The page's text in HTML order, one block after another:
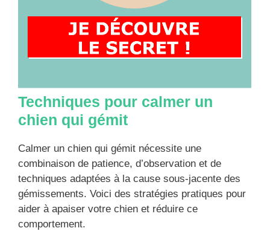
Techniques pour calmer un
chien qui gémit
Calmer un chien qui gémit nécessite une
combinaison de patience, d’observation et de
techniques adaptées à la cause sous-jacente des
gémissements. Voici des stratégies pratiques pour
aider à apaiser votre chien et réduire ce
comportement.